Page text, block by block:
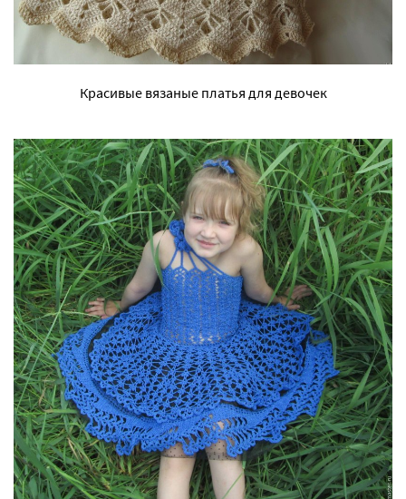
Красивые вязаные платья для девочек